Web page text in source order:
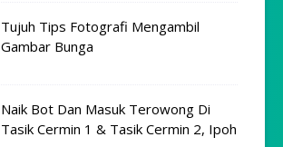
Tujuh Tips Fotografi Mengambil
Gambar Bunga
Naik Bot Dan Masuk Terowong Di
Tasik Cermin 1 & Tasik Cermin 2, Ipoh